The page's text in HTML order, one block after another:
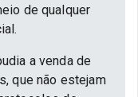
de qualquer
a venda de
que não estejam